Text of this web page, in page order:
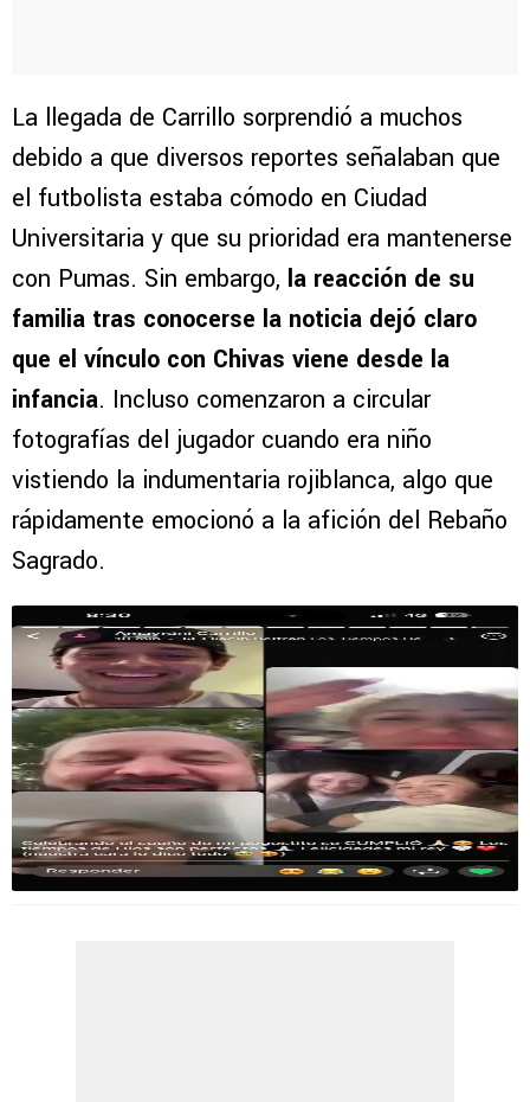
La llegada de Carrillo sorprendió a muchos
debido a que diversos reportes señalaban que
el futbolista estaba cómodo en Ciudad
Universitaria y que su prioridad era mantenerse
con Pumas. Sin embargo, la reacción de su
familia tras conocerse la noticia dejó claro
que el vínculo con Chivas viene desde la
infancia. Incluso comenzaron a circular
fotografías del jugador cuando era niño
vistiendo la indumentaria rojiblanca, algo que
rápidamente emocionó a la afición del Rebaño
Sagrado.